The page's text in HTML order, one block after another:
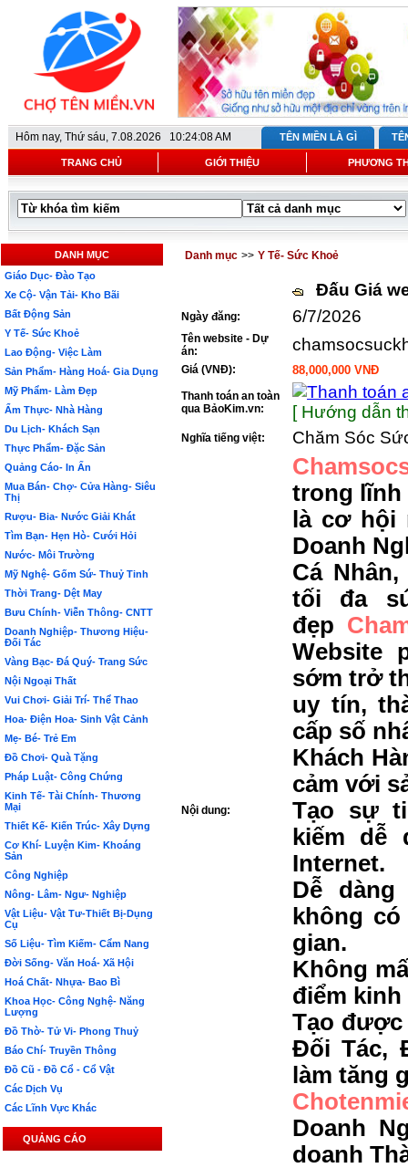
Hôm nay, Thứ sáu, 7.08.2026 10:24:08 AM TÊN MIỀN LÀ GÌ
TRANG CHỦ GIỚI THIỆU PHƯƠNG
DANH MỤC
Giáo Dục- Đào Tạo
Xe Cộ- Vận Tải- Kho Bãi
Bất Động Sản
Y Tế- Sức Khoẻ
Lao Động- Việc Làm
Sản Phẩm- Hàng Hoá- Gia Dụng
Mỹ Phẩm- Làm Đẹp
Ẩm Thực- Nhà Hàng
Du Lịch- Khách Sạn
Thực Phẩm- Đặc Sản
Quảng Cáo- In Ấn
Mua Bán- Chợ- Cửa Hàng- Siêu
Thị
Rượu- Bia- Nước Giải Khát
Tìm Bạn- Hẹn Hò- Cưới Hỏi
Nước- Môi Trường
Mỹ Nghệ- Gốm Sứ- Thuỷ Tinh
Thời Trang- Dệt May
Bưu Chính- Viễn Thông- CNTT
Doanh Nghiệp- Thương Hiệu-
Đối Tác
Vàng Bạc- Đá Quý- Trang Sức
Nội Ngoại Thất
Vui Chơi- Giải Trí- Thể Thao
Hoa- Điện Hoa- Sinh Vật Cảnh
Mẹ- Bé- Trẻ Em
Đồ Chơi- Quà Tặng
Pháp Luật- Công Chứng
Kinh Tế- Tài Chính- Thương
Mại
Thiết Kế- Kiến Trúc- Xây Dựng
Cơ Khí- Luyện Kim- Khoáng
Sản
Công Nghiệp
Nông- Lâm- Ngư- Nghiệp
Vật Liệu- Vật Tư-Thiết Bị-Dụng
Cụ
Số Liệu- Tìm Kiếm- Cẩm Nang
Đời Sống- Văn Hoá- Xã Hội
Hoá Chất- Nhựa- Bao Bì
Khoa Học- Công Nghệ- Năng
Lượng
Đồ Thờ- Tử Vi- Phong Thuỷ
Báo Chí- Truyền Thông
Đồ Cũ - Đồ Cổ - Cổ Vật
Các Dịch Vụ
Các Lĩnh Vực Khác
QUẢNG CÁO
Danh mục >> Y Tế- Sức Khoẻ
Đấu Giá
Ngày đăng: 6/7/2026
Tên website - Dự
án:
Giá (VNĐ): 88,000,000 VNĐ
Thanh toán an toàn
qua BảoKim.vn:
[ Hướng dẫn
Nghĩa tiếng việt: Chăm Sóc
Nội dung:
trong lĩnh
là cơ hội
Doanh
Cá
tối đa
đẹp
Website
sớm trở
uy tín,
cấp số
Khách
cảm với
Tạo sự
kiếm dễ
Internet.
Dễ
không
gian.
Không
điểm kinh
Tạo được
Đối Tác,
làm tăng
Doanh
doanh